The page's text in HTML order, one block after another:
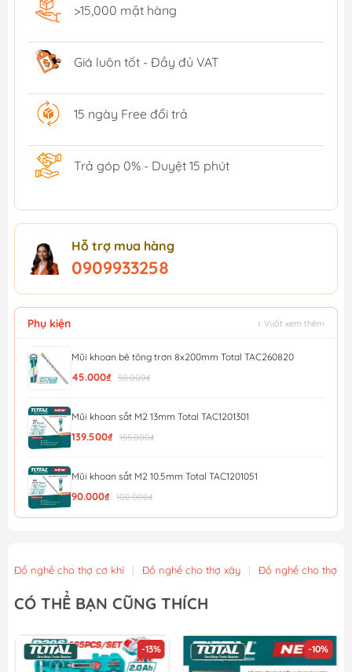
>15,000 mặt hàng
Giá luôn tốt - Đầy đủ VAT
15 ngày Free đổi trả
Trả góp 0% - Duyệt 15 phút
Hỗ trợ mua hàng
0909933258
Phụ kiện ↕ Vuốt xem thêm
Mũi khoan bê tông trơn 8x200mm Total TAC260820
45.000₫ 50.000₫
Mũi khoan sắt M2 13mm Total TAC1201301
139.500₫ 155.000₫
Mũi khoan sắt M2 10.5mm Total TAC1201051
90.000₫ 100.000₫
Khay đựng mũi khoan vặn vít bằng nhựa, có đế từ tính...
90.250₫
Khay đựng mũi khoan vặn vít bằng nhựa, có đế từ tính...
Đồ nghề cho thợ cơ khí | Đồ nghề cho thợ xây | Đồ nghề cho thợ
CÓ THỂ BẠN CŨNG THÍCH
-13% -10%